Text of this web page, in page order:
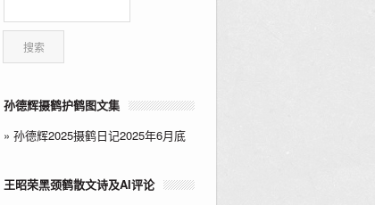
孙德辉摄鹤护鹤图文集
» 孙德辉2025摄鹤日记2025年6月底
王昭荣黑颈鹤散文诗及AI评论